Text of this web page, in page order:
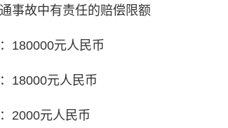
事故中有责任的赔偿限额
180000元人民币
18000元人民币
2000元人民币